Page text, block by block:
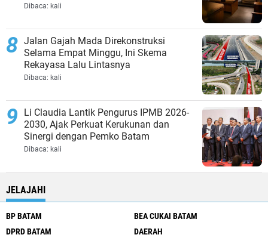
Dibaca: kali
Jalan Gajah Mada Direkonstruksi
Selama Empat Minggu, Ini Skema
Rekayasa Lalu Lintasnya
Dibaca: kali
Li Claudia Lantik Pengurus IPMB 2026-
2030, Ajak Perkuat Kerukunan dan
Sinergi dengan Pemko Batam
Dibaca: kali
JELAJAHI
BP BATAM
BEA CUKAI BATAM
DPRD BATAM
DAERAH